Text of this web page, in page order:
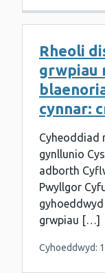
Rheoli
grwpiau
cynnar:
Cyheoddiad
gynllunio
adborth
Pwyllgor
grwpiau […]
Cyhoeddwyd: